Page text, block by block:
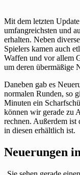
Mit dem letzten
umfangreichsten und
erhalten. Neben
Spielers kamen auch
Waffen und vor allem
um deren übermäßige
Daneben gab es
normalen Runden, so
Minuten ein
können wir gerade zu
rechnen. Außerdem ist
in diesen erhältlich ist.
Neuerungen